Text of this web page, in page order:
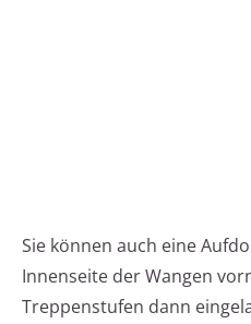
Sie können auch eine
Innenseite der Wangen
Treppenstufen dann